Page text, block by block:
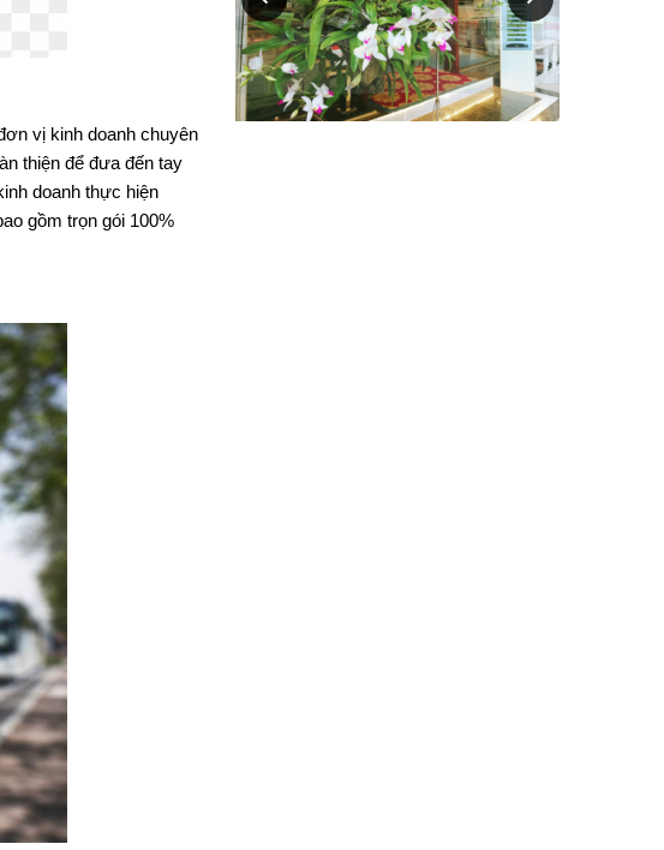
vị kinh doanh chuyên
thiện để đưa đến tay
doanh thực hiện
gồm trọn gói 100%